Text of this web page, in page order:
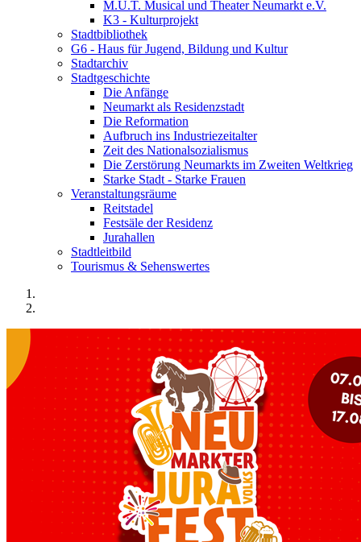
M.U.T. Musical und Theater Neumarkt e.V.
K3 - Kulturprojekt
Stadtbibliothek
G6 - Haus für Jugend, Bildung und Kultur
Stadtarchiv
Stadtgeschichte
Die Anfänge
Neumarkt als Residenzstadt
Die Reformation
Aufbruch ins Industriezeitalter
Zeit des Nationalsozialismus
Die Zerstörung Neumarkts im Zweiten Weltkrieg
Starke Stadt - Starke Frauen
Veranstaltungsräume
Reitstadel
Festsäle der Residenz
Jurahallen
Stadtleitbild
Tourismus & Sehenswertes